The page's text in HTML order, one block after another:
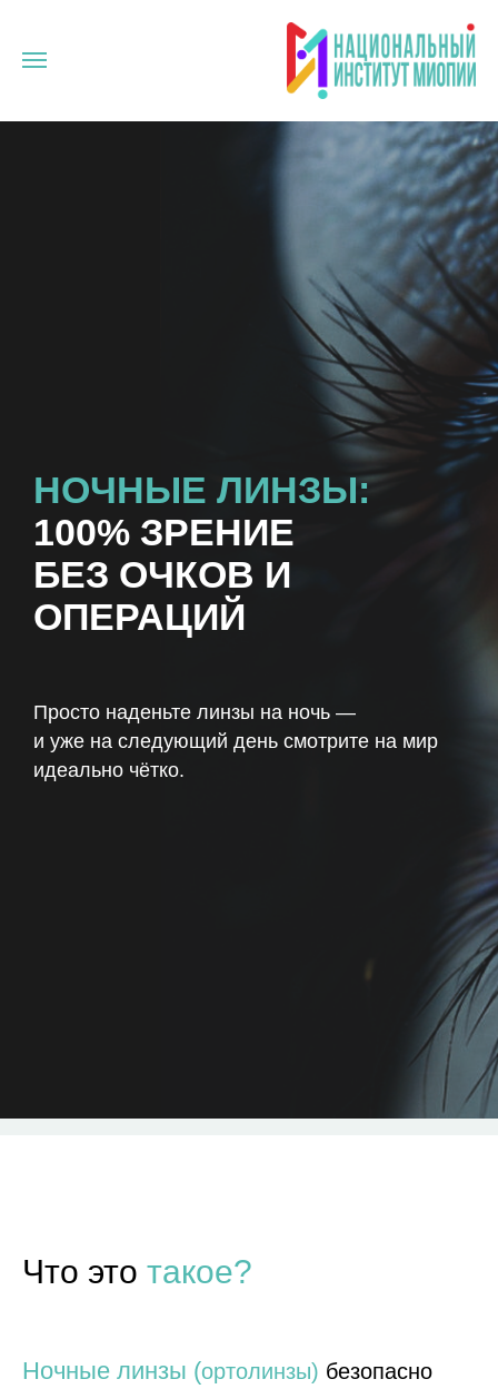
НОЧНЫЕ ЛИНЗЫ:
100% ЗРЕНИЕ
БЕЗ ОЧКОВ И
ОПЕРАЦИЙ
Просто наденьте линзы на ночь —
и уже на следующий день смотрите на мир
идеально чётко.
Что это такое?
Ночные линзы (ортолинзы) безопасно